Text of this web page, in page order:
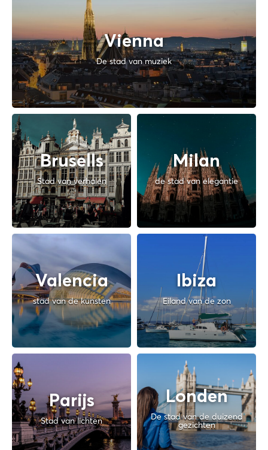
Vienna
De stad van muziek
Brusells
Stad van verhalen
Milan
de stad van elegantie
Valencia
stad van de kunsten
Ibiza
Eiland van de zon
Parijs
Stad van lichten
Londen
De stad van de duizend
gezichten